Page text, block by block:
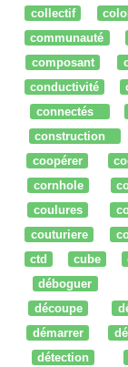
collectif
communauté
composant
conductivité
connectés
construction
coopérer
cornhole
coulures
couturiere
ctd
cube
déboguer
découpe
démarrer
détection